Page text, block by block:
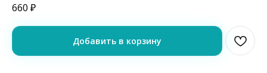
660 ₽
Добавить в корзину